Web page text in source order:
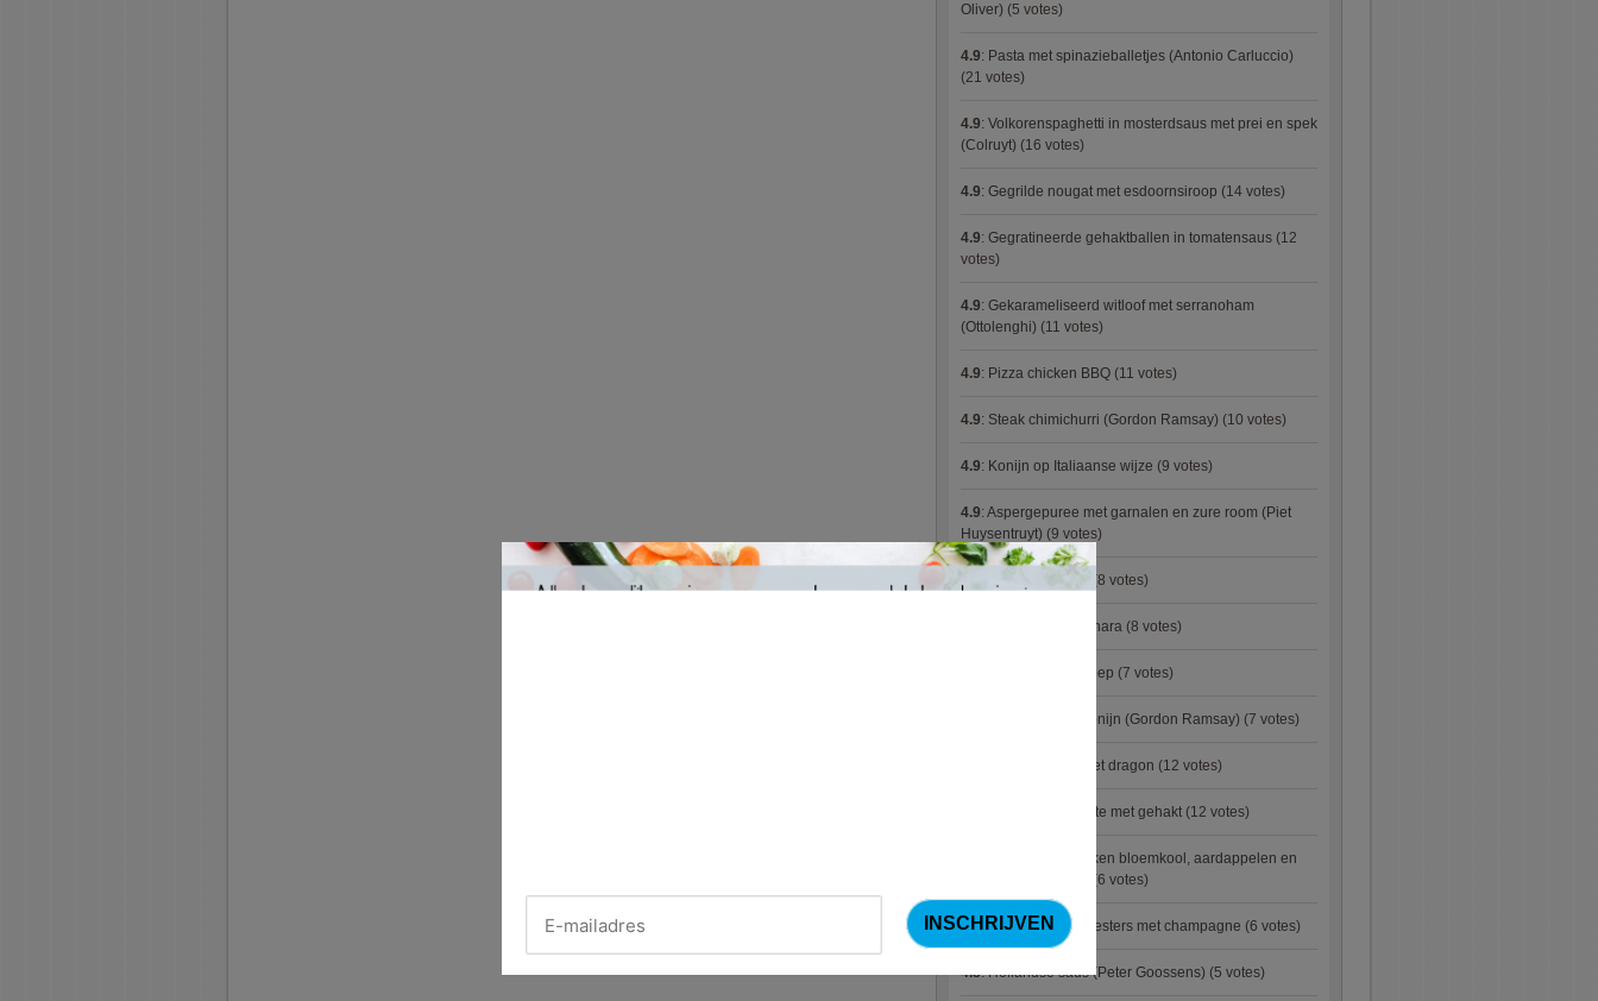
Oliver) (5 votes)
4.9: Pasta met spinazieballetjes (Antonio Carluccio)
(21 votes)
4.9: Volkorenspaghetti in mosterdsaus met prei en spek
(Colruyt) (16 votes)
4.9: Gegrilde nougat met esdoornsiroop (14 votes)
4.9: Gegratineerde gehaktballen in tomatensaus (12
votes)
4.9: Gekarameliseerd witloof met serranoham
(Ottolenghi) (11 votes)
4.9: Pizza chicken BBQ (11 votes)
4.9: Steak chimichurri (Gordon Ramsay) (10 votes)
4.9: Konijn op Italiaanse wijze (9 votes)
4.9: Aspergepuree met garnalen en zure room (Piet
Huysentruyt) (9 votes)
(8 votes)
Courgette carbonara (8 votes)
Aziatische preisoep (7 votes)
Fricassee van konijn (Gordon Ramsay) (7 votes)
Gestoofde kip met dragon (12 votes)
Gevulde courgette met gehakt (12 votes)
Zalm met gebakken bloemkool, aardappelen en
(6 votes)
4.8:Gegratineerde oesters met champagne (6 votes)
4.8:Hollandse saus (Peter Goossens) (5 votes)
×